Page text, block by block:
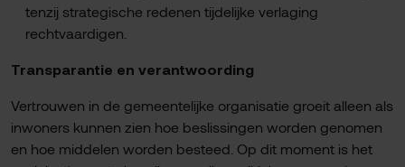
tenzij strategische redenen tijdelijke verlaging
rechtvaardigen.
Transparantie en verantwoording
Vertrouwen in de gemeentelijke organisatie groeit alleen als
inwoners kunnen zien hoe beslissingen worden genomen
en hoe middelen worden besteed. Op dit moment is het